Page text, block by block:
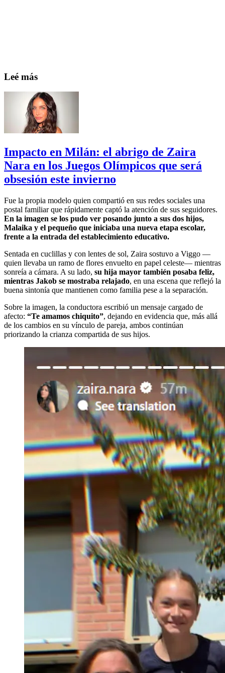
Leé más
Impacto en Milán: el abrigo de Zaira
Nara en los Juegos Olímpicos que será
obsesión este invierno
Fue la propia modelo quien compartió en sus redes sociales una
postal familiar que rápidamente captó la atención de sus seguidores.
En la imagen se los pudo ver posando junto a sus dos hijos,
Malaika y el pequeño que iniciaba una nueva etapa escolar,
frente a la entrada del establecimiento educativo.
Sentada en cuclillas y con lentes de sol, Zaira sostuvo a Viggo —
quien llevaba un ramo de flores envuelto en papel celeste— mientras
sonreía a cámara. A su lado, su hija mayor también posaba feliz,
mientras Jakob se mostraba relajado, en una escena que reflejó la
buena sintonía que mantienen como familia pese a la separación.
Sobre la imagen, la conductora escribió un mensaje cargado de
afecto: “Te amamos chiquito”, dejando en evidencia que, más allá
de los cambios en su vínculo de pareja, ambos continúan
priorizando la crianza compartida de sus hijos.